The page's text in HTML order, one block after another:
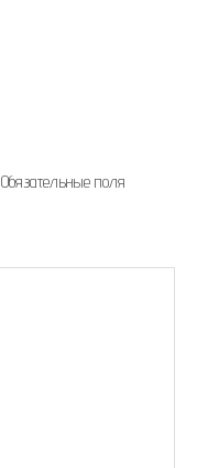
Обязательные поля